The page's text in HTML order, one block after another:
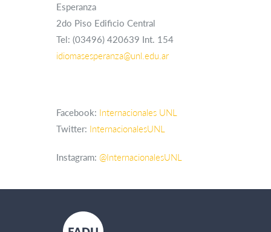
Esperanza
2do Piso Edificio Central
Tel: (03496) 420639 Int. 154
idiomasesperanza@unl.edu.ar
Facebook: Internacionales UNL
Twitter: InternacionalesUNL
Instagram: @InternacionalesUNL